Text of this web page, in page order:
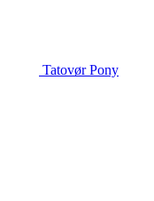
Tatovør Pony